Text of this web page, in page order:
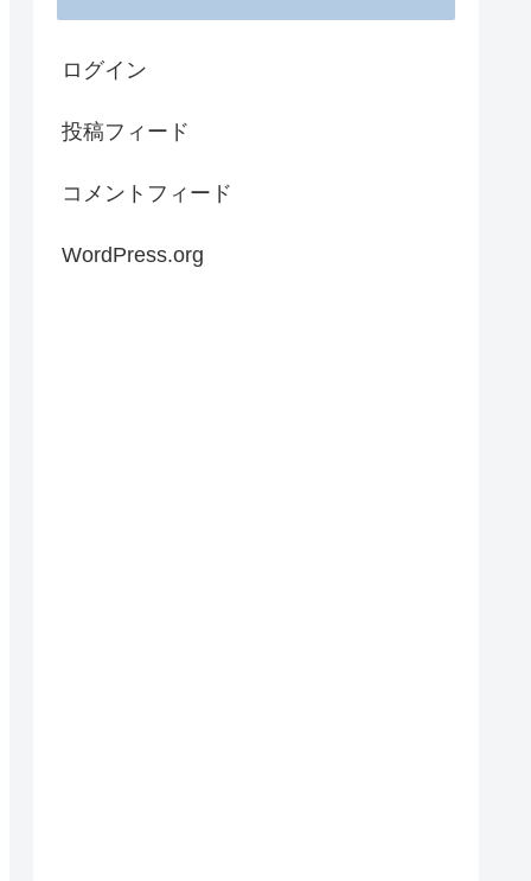
ログイン
投稿フィード
コメントフィード
WordPress.org